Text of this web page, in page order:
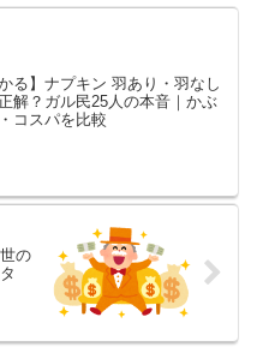
かる】ナプキン 羽あり・羽なし
解？ガル民25人の本音｜かぶ
コスパを比較
の